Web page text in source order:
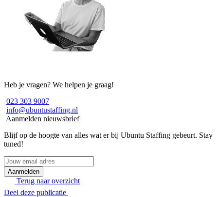
Heb je vragen? We helpen je graag!
023 303 9007
info@ubuntustaffing.nl
Aanmelden nieuwsbrief
Blijf op de hoogte van alles wat er bij Ubuntu Staffing gebeurt. Stay
tuned!
Jouw
email
adresTerug naar overzicht
Deel deze publicatie